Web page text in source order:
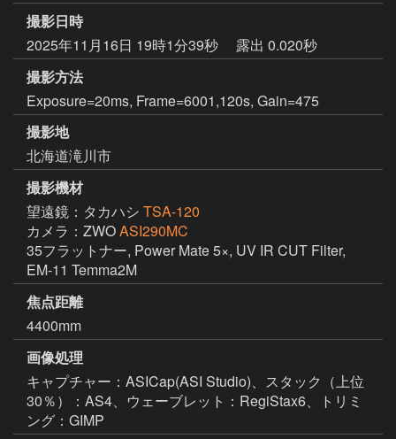
撮影日時
2025年11月16日 19時1分39秒
露出 0.020秒
撮影方法
Exposure=20ms, Frame=6001,120s, Gain=475
撮影地
北海道滝川市
撮影機材
望遠鏡：タカハシ TSA-120
カメラ：ZWOASI290MC
35フラットナー, Power Mate 5×, UV IR CUT Filter,
EM-11 Temma2M
焦点距離
4400mm
画像処理
キャプチャー：ASICap(ASI Studio)、スタック（上位
30％）：AS4、ウェーブレット：RegiStax6、トリミ
ング：GIMP